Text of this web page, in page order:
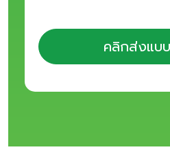
คลิกส่งแบ